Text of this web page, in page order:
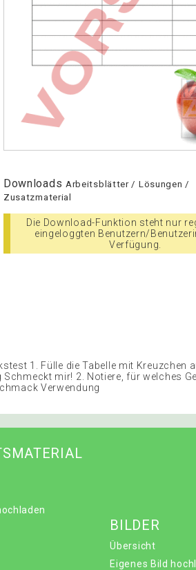
Downloads Arbeitsblätter / Lösungen /
Zusatzmaterial
Die Download-Funktion steht nur
eingeloggten Benutzern/
Verfügung.
1. Fülle die Tabelle mit Kreuzchen
mir! 2. Notiere, für welches
Verwendung
BILDER
Übersicht
Eigenes Bild